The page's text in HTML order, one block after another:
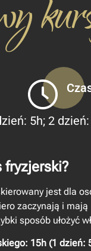
5h; 2
fryzjerski?
jest dla
zaczynają i
sposób ułożyć
15h (1 dzień: